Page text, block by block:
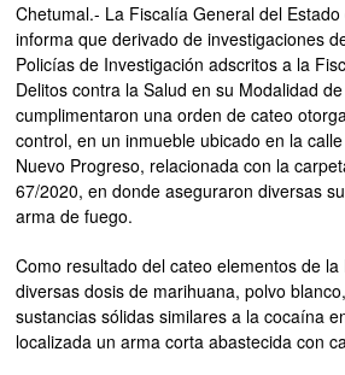
Chetumal.- La Fiscalía General del
informa que derivado de investigaciones
Policías de Investigación adscritos a la
Delitos contra la Salud en su Modalidad
cumplimentaron una orden de cateo
control, en un inmueble ubicado en la
Nuevo Progreso, relacionada con la
67/2020, en donde aseguraron diversas
arma de fuego.
Como resultado del cateo elementos de
diversas dosis de marihuana, polvo
sustancias sólidas similares a la cocaína
localizada un arma corta abastecida con